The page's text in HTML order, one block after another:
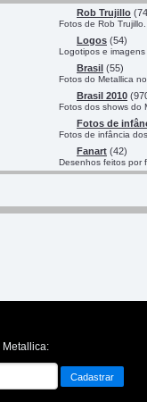
Rob Trujillo
Fotos de Rob Trujillo.
Logos (54)
Logotipos e
Brasil (55)
Fotos do Metallica
Brasil 2010
Fotos dos shows do
Fotos de
Fotos de infância
Fanart (42)
Desenhos feitos por
Metallica: